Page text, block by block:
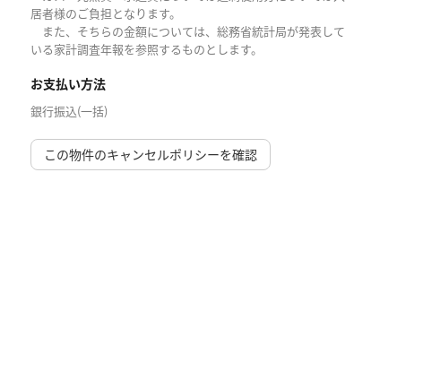
居者様のご負担となります。
また、そちらの金額については、総務省統計局が発表して
いる家計調査年報を参照するものとします。
お支払い方法
銀行振込(一括)
この物件のキャンセルポリシーを確認